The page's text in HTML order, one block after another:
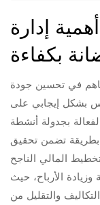
إدارة
بكفاءة
في تحسين جودة
بشكل إيجابي على
بجدولة أنشطة
بطريقة تضمن تحقيق
المالي الناجح
الأرباح، حيث
والتقليل من